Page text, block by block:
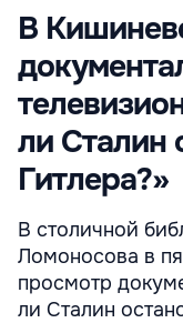
В
ли Сталин
Гитлера?»
В столичной
Ломоносова в
просмотр
ли Сталин